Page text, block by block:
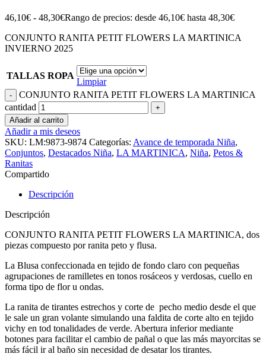
46,10€ - 48,30€Rango de precios: desde 46,10€ hasta 48,30€
CONJUNTO RANITA PETIT FLOWERS LA MARTINICA
INVIERNO 2025
TALLAS ROPA
Limpiar
CONJUNTO RANITA PETIT FLOWERS LA MARTINICA
cantidad
Añadir al carrito
Añadir a mis deseos
SKU: LM:9873-9874 Categorías: Avance de temporada Niña,
Conjuntos, Destacados Niña, LA MARTINICA, Niña, Petos &
Ranitas
Compartido
Descripción
Descripción
CONJUNTO RANITA PETIT FLOWERS LA MARTINICA, dos
piezas compuesto por ranita peto y flusa.
La Blusa confeccionada en tejido de fondo claro con pequeñas
agrupaciones de ramilletes en tonos rosáceos y verdosas, cuello en
forma tipo de flor u ondas.
La ranita de tirantes estrechos y corte de pecho medio desde el que
le sale un gran volante simulando una faldita de corte alto en tejido
vichy en tod tonalidades de verde. Abertura inferior mediante
botones para facilitar el cambio de pañal o que las más mayorcitas se
más fácil ir al baño sin necesidad de desatar los tirantes.